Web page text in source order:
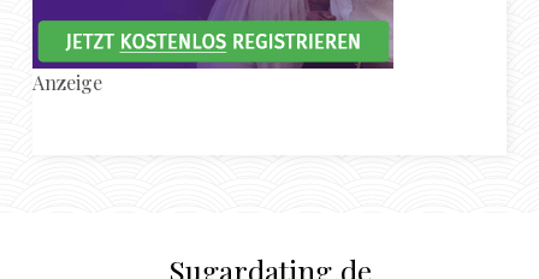
Anzeige
Sugardating.de